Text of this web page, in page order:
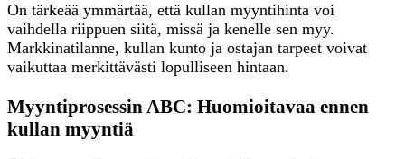
On tärkeää ymmärtää, että kullan myyntihinta voi
vaihdella riippuen siitä, missä ja kenelle sen myy.
Markkinatilanne, kullan kunto ja ostajan tarpeet voivat
vaikuttaa merkittävästi lopulliseen hintaan.
Myyntiprosessin ABC: Huomioitavaa ennen
kullan myyntiä